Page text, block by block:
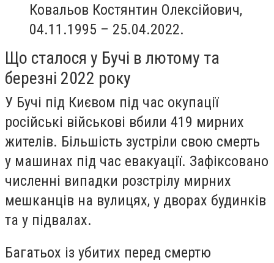
Ковальов Костянтин Олексійович,
04.11.1995 – 25.04.2022.
Що сталося у Бучі в лютому та
березні 2022 року
У Бучі під Києвом під час окупації
російські військові вбили 419 мирних
жителів. Більшість зустріли свою смерть
у машинах під час евакуації. Зафіксовано
численні випадки розстрілу мирних
мешканців на вулицях, у дворах будинків
та у підвалах.
Багатьох із убитих перед смертю